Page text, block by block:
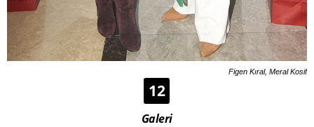
Figen Kıral, Meral Kosif
12
Galeri